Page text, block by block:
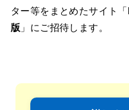
ター等をまとめたサイト「
版 」にご招待します。